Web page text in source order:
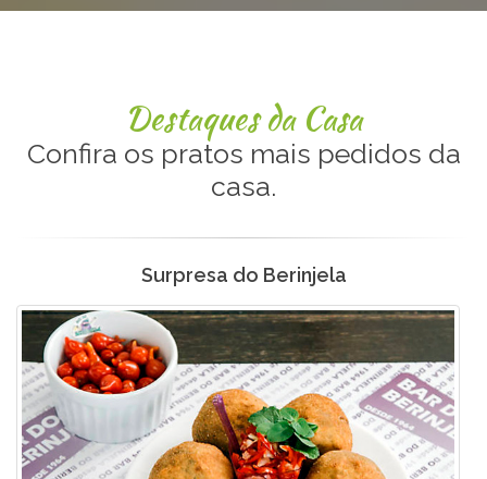
Destaques da Casa
Confira os pratos mais pedidos da
casa.
Surpresa do Berinjela